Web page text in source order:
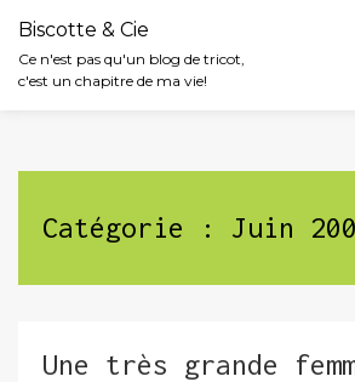
Biscotte & Cie
Ce n'est pas qu'un blog de tricot,
c'est un chapitre de ma vie!
Catégorie : Juin
Une très grande